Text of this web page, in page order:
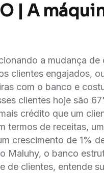
| A
a mudança
clientes engajados,
com o banco e
clientes hoje são
crédito que um
termos de receitas,
crescimento de 1%
Maluhy, o banco
de clientes, entende